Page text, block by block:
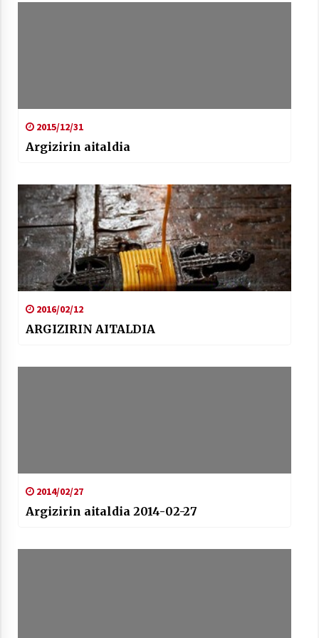
2021/07/06
Hala Bedi irratiko Hizpidea saioan
Zebrabidearen denboraldi amaiera
2015/12/31
Argizirin aitaldia
2016/02/12
ARGIZIRIN AITALDIA
2014/02/27
Argizirin aitaldia 2014-02-27